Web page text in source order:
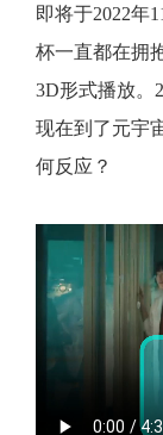
即将于2022年
杯一直都在拥
3D形式播放。
现在到了元宇
何反应？